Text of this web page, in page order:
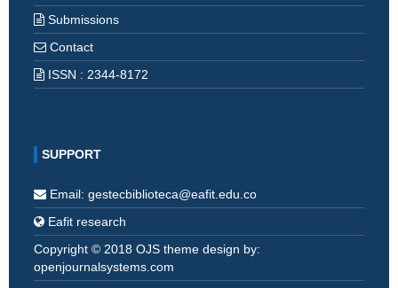
Submissions
Contact
ISSN : 2344-8172
SUPPORT
Email: gestecbiblioteca@eafit.edu.co
Eafit research
Copyright © 2018 OJS theme design by:
openjournalsystems.com